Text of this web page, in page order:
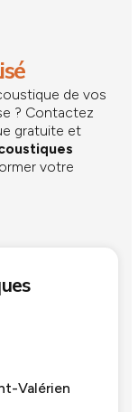
de vos
? Contactez
gratuite et
votre
Valérien